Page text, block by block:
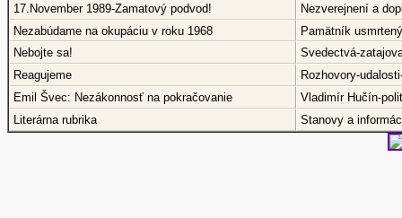
17.November 1989-Zamatový podvod!
Nezverejnení a
Nezabúdame na okupáciu v roku 1968
Pamätník
Nebojte sa!
Svedectvá-
Reagujeme
Rozhovory-
Emil Švec: Nezákonnosť na pokračovanie
Vladimír Hučín-
Literárna rubrika
Stanovy a